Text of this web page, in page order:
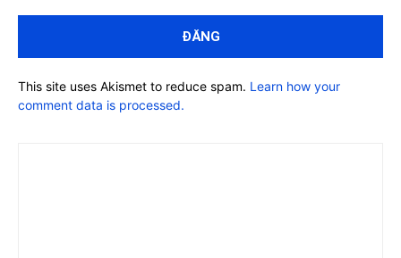
This site uses Akismet to reduce spam. Learn how your
comment data is processed.